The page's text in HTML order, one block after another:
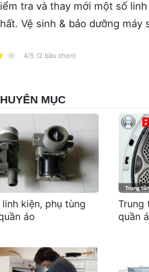
tra và thay mới một số
Vệ sinh & bảo dưỡng máy
4/5 (2 bầu chọn)
MỤC
kiện, phụ tùng
áo
Trung
quần